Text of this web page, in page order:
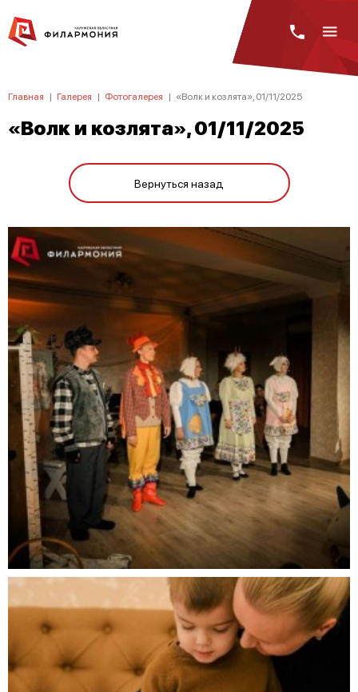
Главная | Галерея | Фотогалерея | «Волк и козлята», 01/11/2025
«Волк и козлята», 01/11/2025
Вернуться назад